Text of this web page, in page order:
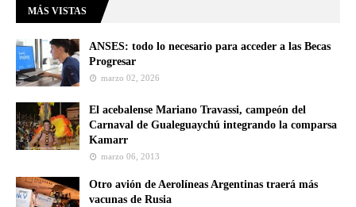
MÁS VISTAS
ANSES: todo lo necesario para acceder a las Becas
Progresar
marzo 02, 2026
El acebalense Mariano Travassi, campeón del
Carnaval de Gualeguaychú integrando la comparsa
Kamarr
marzo 06, 2013
Otro avión de Aerolíneas Argentinas traerá más
vacunas de Rusia